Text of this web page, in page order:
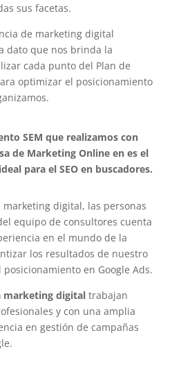
sus facetas.
de marketing digital
dato que nos brinda la
cada punto del Plan de
optimizar el posicionamiento
SEM que realizamos con
de Marketing Online en es el
para el SEO en buscadores.
marketing digital, las personas
equipo de consultores cuenta
en el mundo de la
los resultados de nuestro
en Google Ads.
marketing digitaltrabajan
y con una amplia
en gestión de campañas